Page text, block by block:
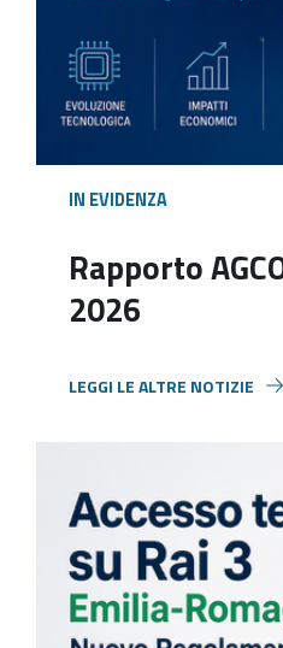
IN EVIDENZA
Rapporto
2026
LEGGI LE ALTRE NOTIZIE